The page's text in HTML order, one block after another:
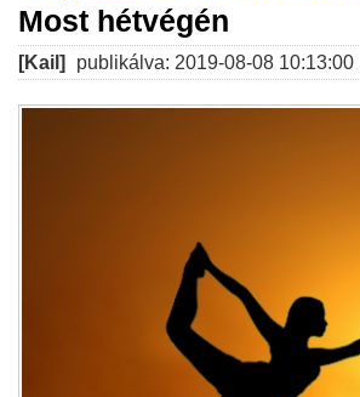
Most hétvégén
[Kail] publikálva: 2019-08-08 10:13:00 |